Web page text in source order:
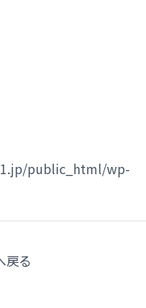
public_html/wp-
戻る